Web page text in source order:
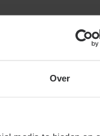
Over
advies